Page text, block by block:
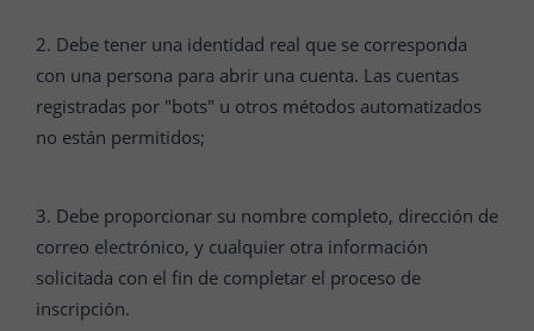
2. Debe tener una identidad real que se corresponda
con una persona para abrir una cuenta. Las cuentas
registradas por "bots" u otros métodos automatizados
no están permitidos;
3. Debe proporcionar su nombre completo, dirección de
correo electrónico, y cualquier otra información
solicitada con el fin de completar el proceso de
inscripción.